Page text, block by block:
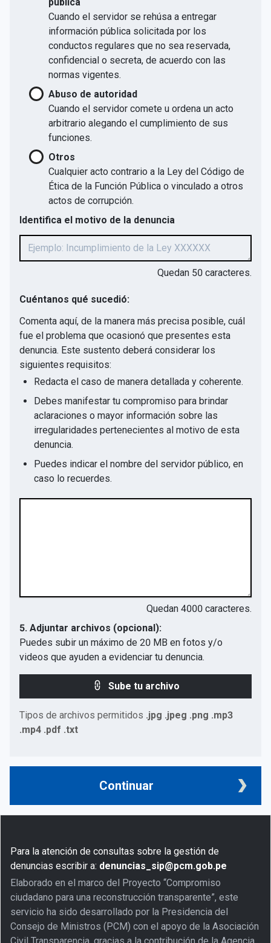
Cuando el servidor se rehúsa a entregar
información pública solicitada por los
conductos regulares que no sea reservada,
confidencial o secreta, de acuerdo con las
normas vigentes.
Abuso de autoridad
Cuando el servidor comete u ordena un acto
arbitrario alegando el cumplimiento de sus
funciones.
Otros
Cualquier acto contrario a la Ley del Código de
Ética de la Función Pública o vinculado a otros
actos de corrupción.
Identifica el motivo de la denuncia
Quedan 50 caracteres.
Cuéntanos qué sucedió:
Comenta aquí, de la manera más precisa posible, cuál
fue el problema que ocasionó que presentes esta
denuncia. Este sustento deberá considerar los
siguientes requisitos:
Redacta el caso de manera detallada y coherente.
Debes manifestar tu compromiso para brindar
aclaraciones o mayor información sobre las
irregularidades pertenecientes al motivo de esta
denuncia.
Puedes indicar el nombre del servidor público, en
caso lo recuerdes.
Quedan 4000 caracteres.
5. Adjuntar archivos (opcional):
Puedes subir un máximo de 20 MB en fotos y/o
videos que ayuden a evidenciar tu denuncia.
Sube tu archivo
Tipos de archivos permitidos .jpg .jpeg .png .mp3
.mp4 .pdf .txt
Continuar
Para la atención de consultas sobre la gestión de
denuncias escribir a: denuncias_sip@pcm.gob.pe
Elaborado en el marco del Proyecto “Compromiso
ciudadano para una reconstrucción transparente”, este
servicio ha sido desarrollado por la Presidencia del
Consejo de Ministros (PCM) con el apoyo de la Asociación